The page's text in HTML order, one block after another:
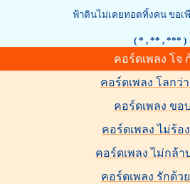
ฟ้าดินไม่เคยทอดทิ้งคน ขอเ
( * , ** , *** )
คอร์ดเพลง โจ
คอร์ดเพลง โลกว่า
คอร์ดเพลง ขอ
คอร์ดเพลง ไม่ร้อ
คอร์ดเพลง ไม่กล้า
คอร์ดเพลง รักด้ว